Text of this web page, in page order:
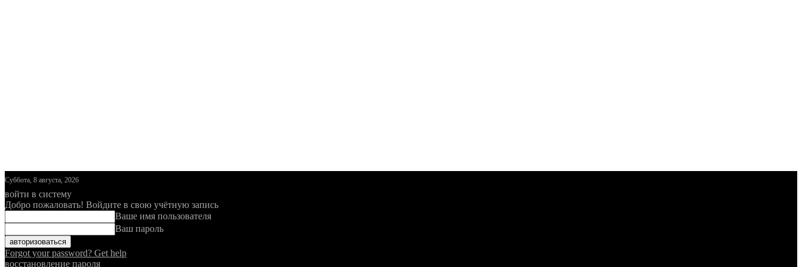
Суббота, 8 августа, 2026
войти в систему
Добро пожаловать! Войдите в свою учётную запись
Ваше имя пользователя
Ваш пароль
Forgot your password? Get help
восстановление пароля